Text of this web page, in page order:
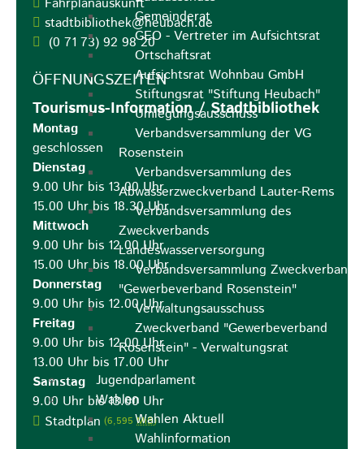
Gemeinderat
GEO - Vertreter im Aufsichtsrat
Ortschaftsrat
Aufsichtsrat Wohnbau GmbH
Stiftungsrat "Stiftung Heubach"
Umlegungsausschuss
Verbandsversammlung der VG
Rosenstein
Verbandsversammlung des
Abwasserzweckverband Lauter-Rems
Verbandsversammlung des
Zweckverbands
Landeswasserversorgung
Verbandsversammlung Zweckverband
"Gewerbeverband Rosenstein"
Verwaltungsausschuss
Zweckverband "Gewerbeverband
Rosenstein" - Verwaltungsrat
Jugendparlament
Wahlen
Wahlen Aktuell
Wahlinformation
stadtbibliothek@heubach.de
(0 71 73) 92 98 20
ÖFFNUNGSZEITEN
Tourismus-Information / Stadtbibliothek
Montag
geschlossen
Dienstag
9.00 Uhr bis 13.00 Uhr
15.00 Uhr bis 18.30 Uhr
Mittwoch
9.00 Uhr bis 12.00 Uhr
15.00 Uhr bis 18.00 Uhr
Donnerstag
9.00 Uhr bis 12.00 Uhr
Freitag
9.00 Uhr bis 12.00 Uhr
13.00 Uhr bis 17.00 Uhr
Samstag
9.00 Uhr bis 13.00 Uhr
Stadtplan (6,595MiB)